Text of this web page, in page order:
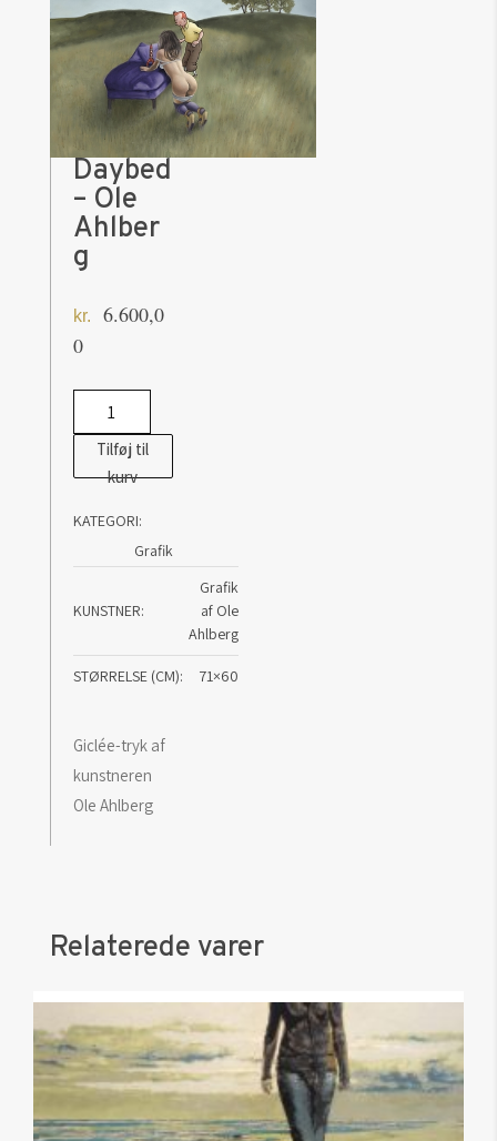
Daybed
– Ole
Ahlber
g
kr.
6.600,0
0
Daybed
-
antal
Tilføj til
kurv
KATEGORI:
Grafik
KUNSTNER
Grafik
af Ole
Ahlberg
STØRRELSE (CM) 71×60
Giclée-tryk af
kunstneren
Ole Ahlberg
Relaterede varer